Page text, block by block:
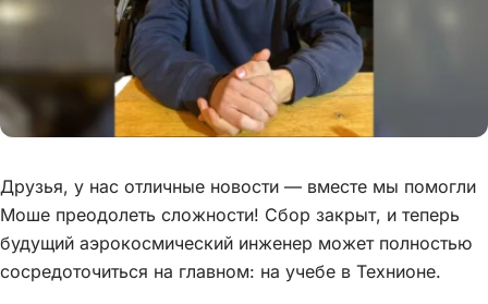
Друзья, у нас отличные новости — вместе мы помогли
Моше преодолеть сложности! Сбор закрыт, и теперь
будущий аэрокосмический инженер может полностью
сосредоточиться на главном: на учебе в Технионе.